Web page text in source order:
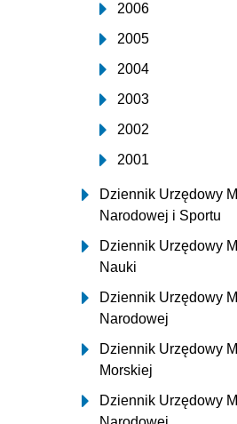
2006
2005
2004
2003
2002
2001
Dziennik Urzędowy
Narodowej i Sportu
Dziennik Urzędowy
Nauki
Dziennik Urzędowy
Narodowej
Dziennik Urzędowy
Morskiej
Dziennik Urzędowy